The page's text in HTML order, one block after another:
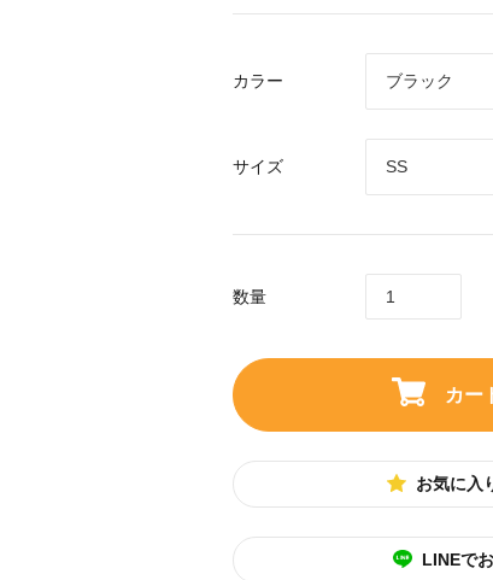
カラー
サイズ
数量
カー
お気に入
LINEで